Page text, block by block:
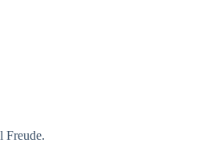
Freude.